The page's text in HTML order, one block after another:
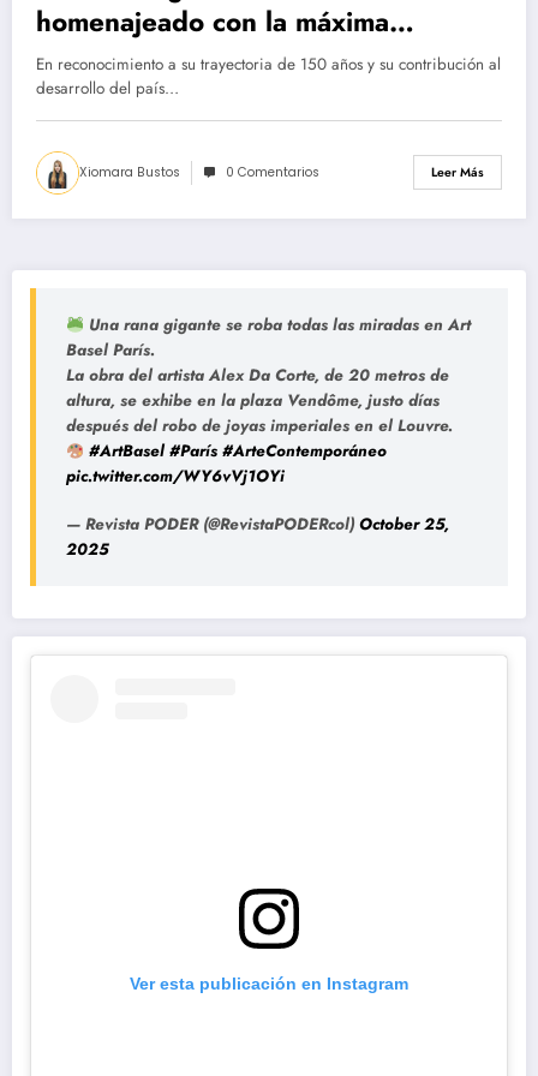
homenajeado con la máxima
distinción civil
En reconocimiento a su trayectoria de 150 años y su contribución al
desarrollo del país…
Xiomara Bustos 0 Comentarios Leer Más
Una rana gigante se roba todas las miradas en Art
Basel París.
La obra del artista Alex Da Corte, de 20 metros de
altura, se exhibe en la plaza Vendôme, justo días
después del robo de joyas imperiales en el Louvre.
#ArtBasel #París #ArteContemporáneo
pic.twitter.com/WY6vVj1OYi
— Revista PODER (@RevistaPODERcol) October 25,
2025
Ver esta publicación en Instagram